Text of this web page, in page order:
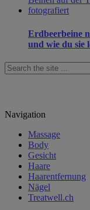
Erdbeerbeine
und wie du sie
Search
the
Footer
Navigation
Massage
Body
Gesicht
Haare
Haarentfernung
Nägel
Treatwell.ch